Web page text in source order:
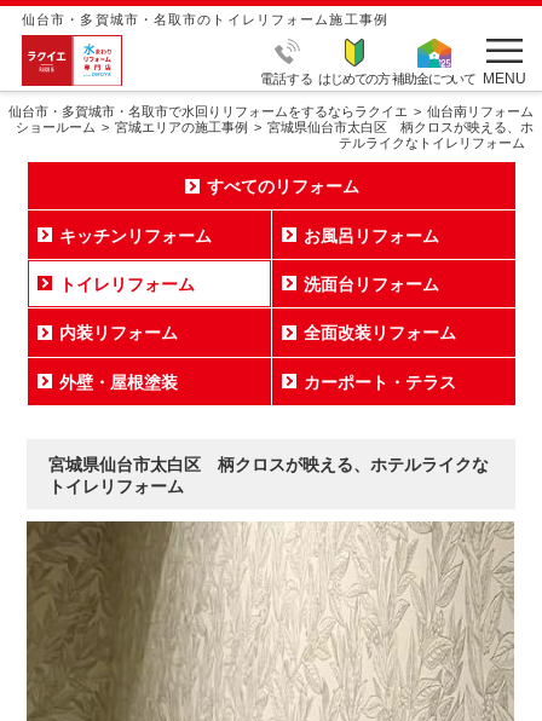
仙台市・多賀城市・名取市のトイレリフォーム施工事例
電話する はじめての方補助金について MENU
仙台市・多賀城市・名取市で水回りリフォームをするならラクイエ
仙台南リフォーム
ショールーム
宮城エリアの施工事例
宮城県仙台市太白区 柄クロスが映える、ホ
テルライクなトイレリフォーム
すべてのリフォーム
キッチンリフォーム お風呂リフォーム
トイレリフォーム 洗面台リフォーム
内装リフォーム 全面改装リフォーム
外壁・屋根塗装 カーポート・テラス
宮城県仙台市太白区 柄クロスが映える、ホテルライクな
トイレリフォーム